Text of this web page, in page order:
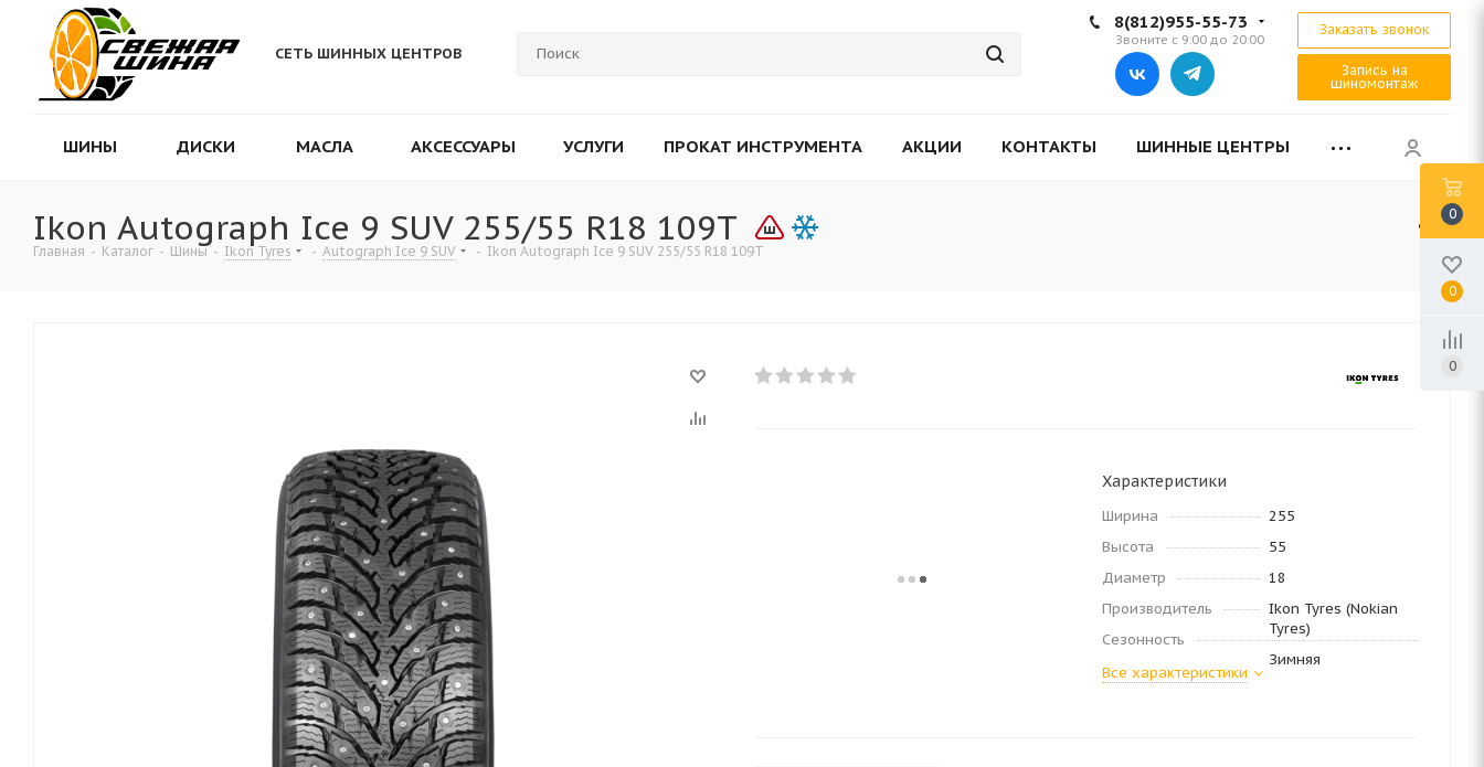
СЕТЬ ШИННЫХ ЦЕНТРОВ
8(812)955-55-73
Звоните с 9:00 до 20:00
Заказать звонок
Запись на
шиномонтаж
ШИНЫ ДИСКИ МАСЛА АКСЕССУАРЫ УСЛУГИ ПРОКАТ ИНСТРУМЕНТА АКЦИИ КОНТАКТЫ ШИННЫЕ ЦЕНТРЫ
Ikon Autograph Ice 9 SUV 255/55 R18 109T
Главная - Каталог - Шины - Ikon Tyres - Autograph Ice 9 SUV - Ikon Autograph Ice 9 SUV 255/55 R18 109T
Характеристики
Ширина
255
Высота
55
Диаметр
18
Производитель
Ikon Tyres (Nokian
Tyres)
Сезонность
Зимняя
Все характеристики
0
0
0